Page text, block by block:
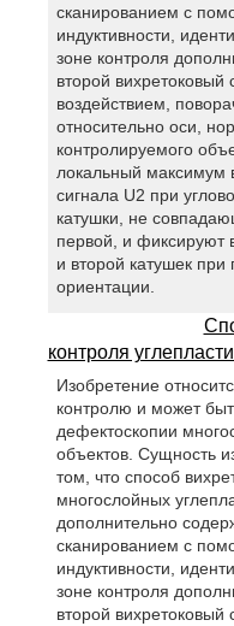
сканированием с
индуктивности,
зоне контроля
второй вихретоковый
воздействием,
относительно оси,
контролируемого
локальный максимум
сигнала U2 при
катушки, не
первой, и фиксируют
и второй катушек при
ориентации.
контроля
Изобретение
контролю и может
дефектоскопии
объектов. Сущность
том, что способ
многослойных
дополнительно
сканированием с
индуктивности,
зоне контроля
второй вихретоковый